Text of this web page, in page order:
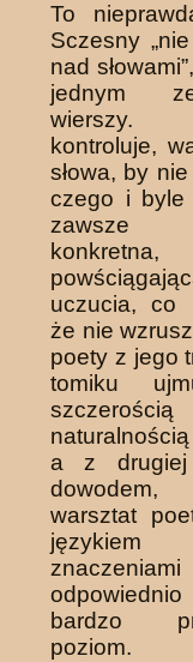
To
Sczesny
nad
jednym
wierszy.
kontroluje,
słowa, by
czego i byle
konkretna,
uczucia,co
że nie
poety z jego
tomiku
a z
warsztat
bardzo
poziom.